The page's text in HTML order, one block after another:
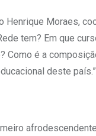
Henrique Moraes,
tem? Em que
Como é a
deste país.”